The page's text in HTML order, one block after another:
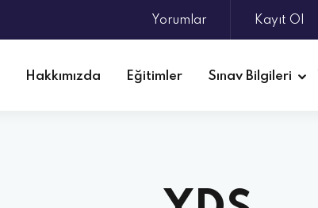
Yorumlar Kayıt Ol
Hakkımızda Eğitimler Sınav Bilgileri